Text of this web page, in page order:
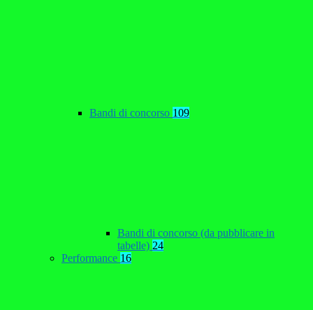
Bandi di concorso 109
Bandi di concorso (da pubblicare in
tabelle) 24
Performance 16